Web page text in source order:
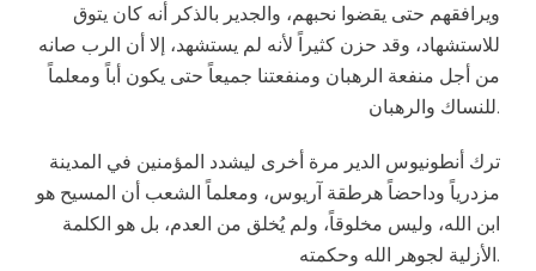
ويرافقهم حتى يقضوا نحبهم، والجدير بالذكر أنه كان يتوق
للاستشهاد، وقد حزن كثيراً لأنه لم يستشهد، إلا أن الرب صانه
من أجل منفعة الرهبان ومنفعتنا جميعاً حتى يكون أباً ومعلماً
للنساك والرهبان.
ترك أنطونيوس الدير مرة أخرى ليشدد المؤمنين في المدينة
مزدرياً وداحضاً هرطقة آريوس، ومعلماً الشعب أن المسيح هو
ابن الله، وليس مخلوقاً، ولم يُخلق من العدم، بل هو الكلمة
الأزلية لجوهر الله وحكمته.